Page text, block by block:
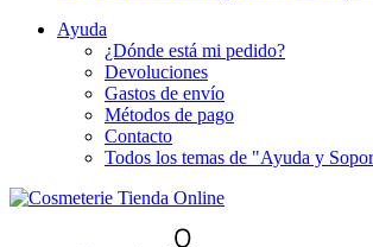
Ayuda
¿Dónde está mi pedido?
Devoluciones
Gastos de envío
Métodos de pago
Contacto
Todos los temas de "Ayuda y